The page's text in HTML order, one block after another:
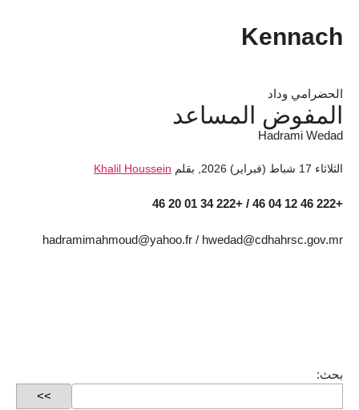
Kennach
الحضرامي وداد
المفوض المساعد
Hadrami Wedad
الثلاثاء 17 شباط (فبراير) 2026 بقلم Khalil Houssein
+222 46 12 04 46 / +222 34 01 20 46
hadramimahmoud@yahoo.fr / hwedad@cdhahrsc.gov.mr
بحث: